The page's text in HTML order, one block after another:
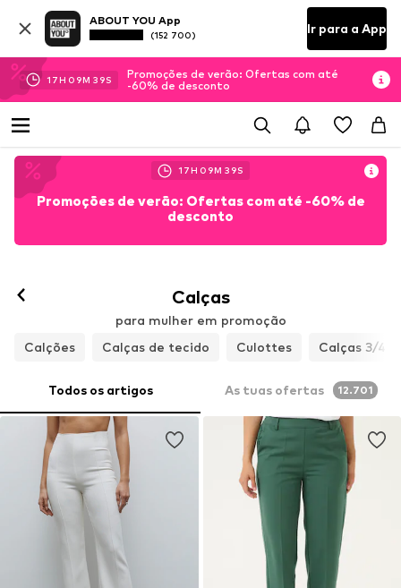
ABOUT YOU App
(152 700) Ir para a App
17H 09M 37S
Promoções de verão: Ofertas com até
-60% de desconto
17H 09M 37S
Promoções de verão: Ofertas com até -60% de
desconto
Calças
para mulher em promoção
Calções
Calças de tecido Culottes Calças 3/4
Todos os artigos As tuas ofertas 12.701